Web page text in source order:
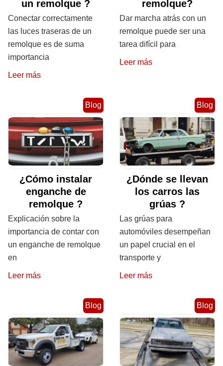
un remolque ?
Conectar correctamente
las luces traseras de un
remolque es de suma
importancia
Leer más
remolque?
Dar marcha atrás con un
remolque puede ser una
tarea difícil para
Leer más
Blog
¿Cómo instalar
enganche de
remolque ?
Explicación sobre la
importancia de contar con
un enganche de remolque
en
Leer más
Blog
¿Dónde se llevan
los carros las
grúas ?
Las grúas para
automóviles desempeñan
un papel crucial en el
transporte y
Leer más
Blog Blog